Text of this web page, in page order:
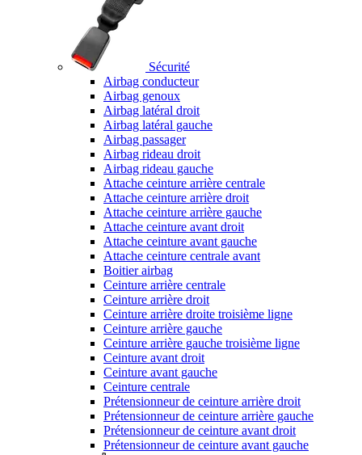
Sécurité
Airbag conducteur
Airbag genoux
Airbag latéral droit
Airbag latéral gauche
Airbag passager
Airbag rideau droit
Airbag rideau gauche
Attache ceinture arrière centrale
Attache ceinture arrière droit
Attache ceinture arrière gauche
Attache ceinture avant droit
Attache ceinture avant gauche
Attache ceinture centrale avant
Boitier airbag
Ceinture arrière centrale
Ceinture arrière droit
Ceinture arrière droite troisième ligne
Ceinture arrière gauche
Ceinture arrière gauche troisième ligne
Ceinture avant droit
Ceinture avant gauche
Ceinture centrale
Prétensionneur de ceinture arrière droit
Prétensionneur de ceinture arrière gauche
Prétensionneur de ceinture avant droit
Prétensionneur de ceinture avant gauche